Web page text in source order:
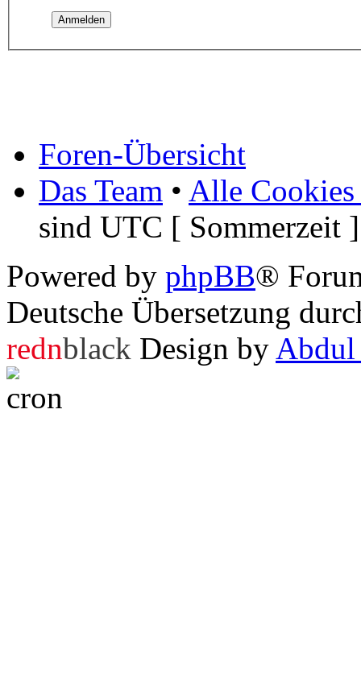
Foren-Übersicht
Das Team • Alle Cookies
sind UTC [ Sommerzeit ]
Powered by phpBB®
Deutsche Übersetzung
rednblack Design by Abdul